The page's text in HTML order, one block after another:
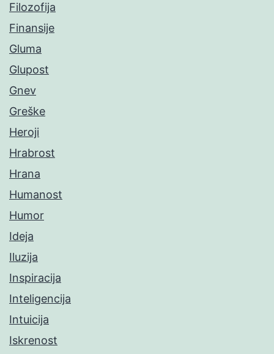
Filozofija
Finansije
Gluma
Glupost
Gnev
Greške
Heroji
Hrabrost
Hrana
Humanost
Humor
Ideja
Iluzija
Inspiracija
Inteligencija
Intuicija
Iskrenost